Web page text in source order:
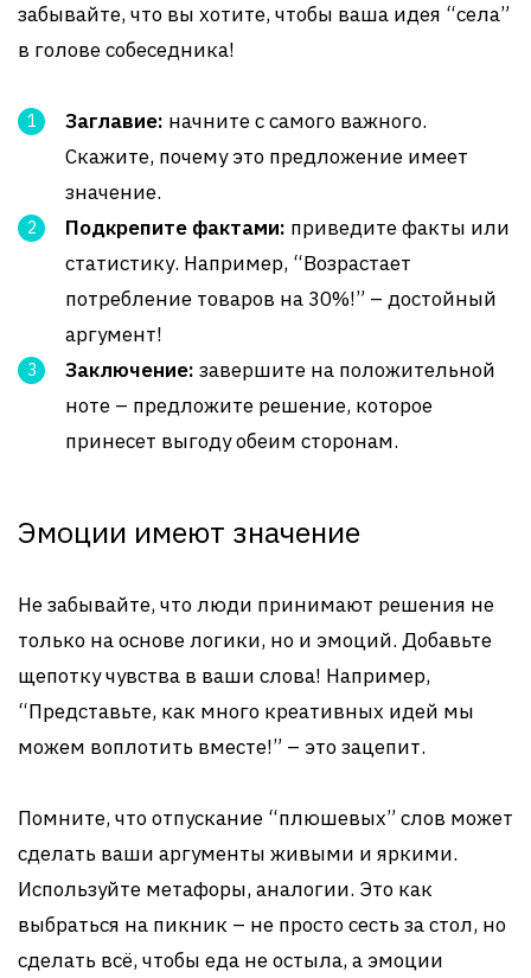
забывайте, что вы хотите, чтобы ваша идея “села”
в голове собеседника!
Заглавие: начните с самого важного.
Скажите, почему это предложение имеет
значение.
Подкрепите фактами: приведите факты или
статистику. Например, “Возрастает
потребление товаров на 30%!” – достойный
аргумент!
Заключение: завершите на положительной
ноте – предложите решение, которое
принесет выгоду обеим сторонам.
Эмоции имеют значение
Не забывайте, что люди принимают решения не
только на основе логики, но и эмоций. Добавьте
щепотку чувства в ваши слова! Например,
“Представьте, как много креативных идей мы
можем воплотить вместе!” – это зацепит.
Помните, что отпускание “плюшевых” слов может
сделать ваши аргументы живыми и яркими.
Используйте метафоры, аналогии. Это как
выбраться на пикник – не просто сесть за стол, но
сделать всё, чтобы еда не остыла, а эмоции